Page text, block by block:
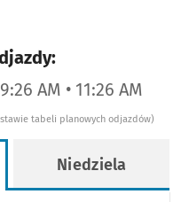
AM • 11:26 AM
tabeli planowych odjazdów)
Niedziela